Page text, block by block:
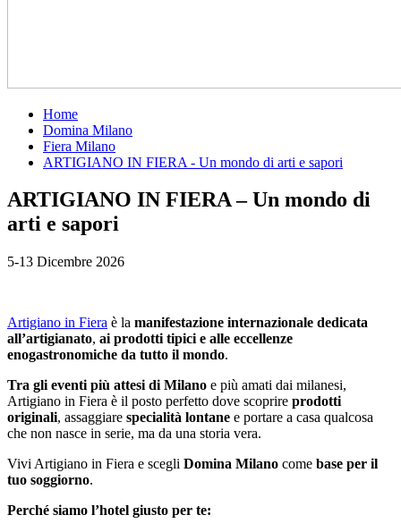
Home
Domina Milano
Fiera Milano
ARTIGIANO IN FIERA - Un mondo di arti e sapori
ARTIGIANO IN FIERA – Un mondo di
arti e sapori
5-13 Dicembre 2026
Artigiano in Fiera è la manifestazione internazionale dedicata
all’artigianato, ai prodotti tipici e alle eccellenze
enogastronomiche da tutto il mondo.
Tra gli eventi più attesi di Milano e più amati dai milanesi,
Artigiano in Fiera è il posto perfetto dove scoprire prodotti
originali, assaggiare specialità lontane e portare a casa qualcosa
che non nasce in serie, ma da una storia vera.
Vivi Artigiano in Fiera e scegli Domina Milano come base per il
tuo soggiorno.
Perché siamo l’hotel giusto per te: